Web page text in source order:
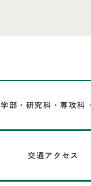
学部・研究科・専攻科
交通アクセス